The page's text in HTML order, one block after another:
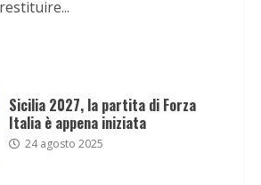
Sicilia 2027, la partita di Forza
Italia è appena iniziata
24 agosto 2025